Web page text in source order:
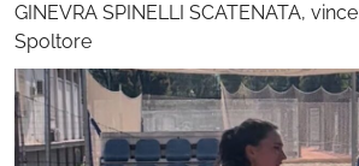
GINEVRA SPINELLI SCATENATA,
Spoltore